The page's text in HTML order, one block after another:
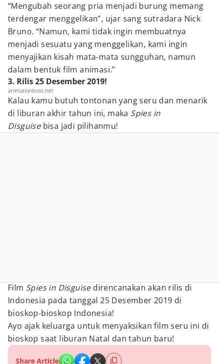
“Mengubah seorang pria menjadi burung memang
terdengar menggelikan”, ujar sang sutradara Nick
Bruno. “Namun, kami tidak ingin membuatnya
menjadi sesuatu yang menggelikan, kami ingin
menyajikan kisah mata-mata sungguhan, namun
dalam bentuk film animasi.”
3. Rilis 25 Desember 2019!
animationboss.net
Kalau kamu butuh tontonan yang seru dan menarik
di liburan akhir tahun ini, maka Spies in
Disguise bisa jadi pilihanmu!
Film Spies in Disguise direncanakan akan rilis di
Indonesia pada tanggal 25 Desember 2019 di
bioskop-bioskop Indonesia!
Ayo ajak keluarga untuk menyaksikan film seru ini di
bioskop saat liburan Natal dan tahun baru!
Share Article